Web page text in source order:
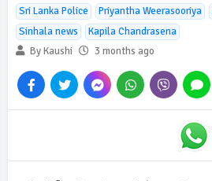
Sri Lanka Police Priyantha Weerasooriya
Sinhala news
Kapila Chandrasena
By Kaushi
3 months ago